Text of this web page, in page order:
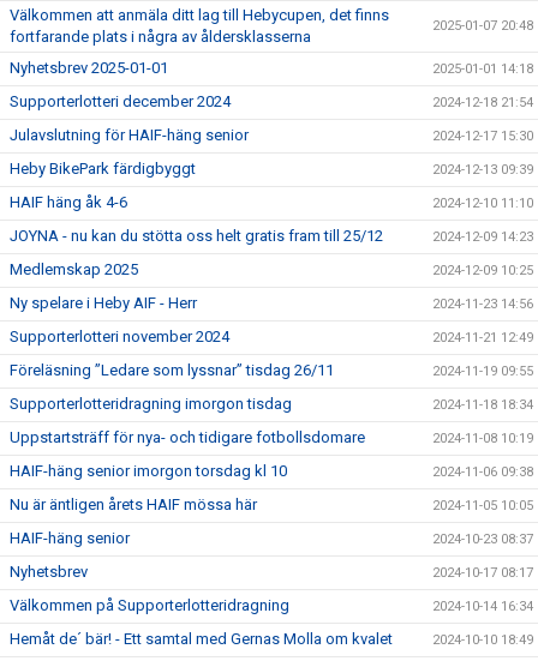
Välkommen att anmäla ditt lag till Hebycupen, det finns
fortfarande plats i några av åldersklasserna
2025-01-07 20:48
Nyhetsbrev 2025-01-01 2025-01-01 14:18
Supporterlotteri december 2024 2024-12-18 21:54
Julavslutning för HAIF-häng senior 2024-12-17 15:30
Heby BikePark färdigbyggt 2024-12-13 09:39
HAIF häng åk 4-6 2024-12-10 11:10
JOYNA - nu kan du stötta oss helt gratis fram till 25/12 2024-12-09 14:23
Medlemskap 2025 2024-12-09 10:25
Ny spelare i Heby AIF - Herr 2024-11-23 14:56
Supporterlotteri november 2024 2024-11-21 12:49
Föreläsning ”Ledare som lyssnar” tisdag 26/11 2024-11-19 09:55
Supporterlotteridragning imorgon tisdag 2024-11-18 18:34
Uppstartsträff för nya- och tidigare fotbollsdomare 2024-11-08 10:19
HAIF-häng senior imorgon torsdag kl 10 2024-11-06 09:38
Nu är äntligen årets HAIF mössa här 2024-11-05 10:05
HAIF-häng senior 2024-10-23 08:37
Nyhetsbrev 2024-10-17 08:17
Välkommen på Supporterlotteridragning 2024-10-14 16:34
Hemåt de´ bär! - Ett samtal med Gernas Molla om kvalet 2024-10-10 18:49